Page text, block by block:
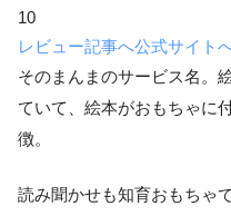
10
レビュー記事へ公式サイト
そのまんまのサービス名。
ていて、絵本がおもちゃに
徴。
読み聞かせも知育おもちゃ